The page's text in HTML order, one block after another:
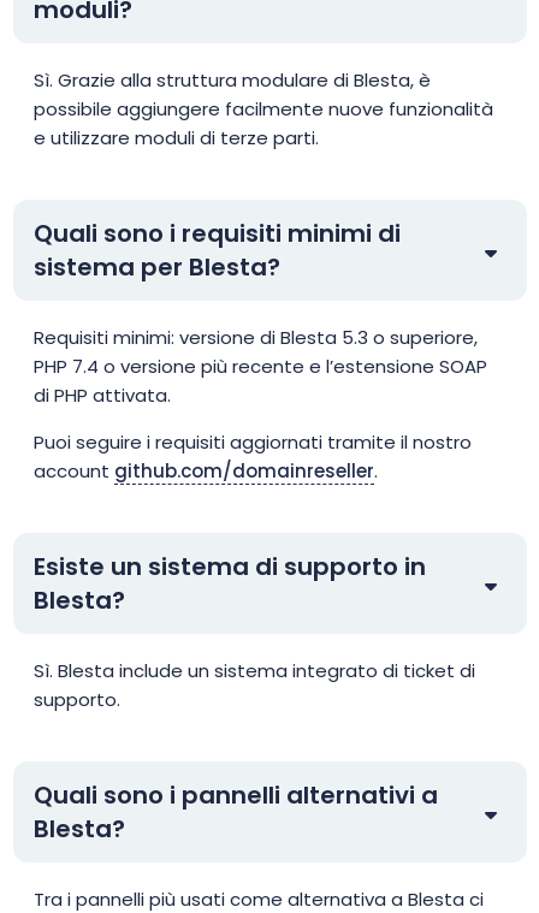
moduli?
Sì. Grazie alla struttura modulare di Blesta, è
possibile aggiungere facilmente nuove funzionalità
e utilizzare moduli di terze parti.
Quali sono i requisiti minimi di
sistema per Blesta?
Requisiti minimi: versione di Blesta 5.3 o superiore,
PHP 7.4 o versione più recente e l’estensione SOAP
di PHP attivata.
Puoi seguire i requisiti aggiornati tramite il nostro
account github.com/domainreseller.
Esiste un sistema di supporto in
Blesta?
Sì. Blesta include un sistema integrato di ticket di
supporto.
Quali sono i pannelli alternativi a
Blesta?
Tra i pannelli più usati come alternativa a Blesta ci